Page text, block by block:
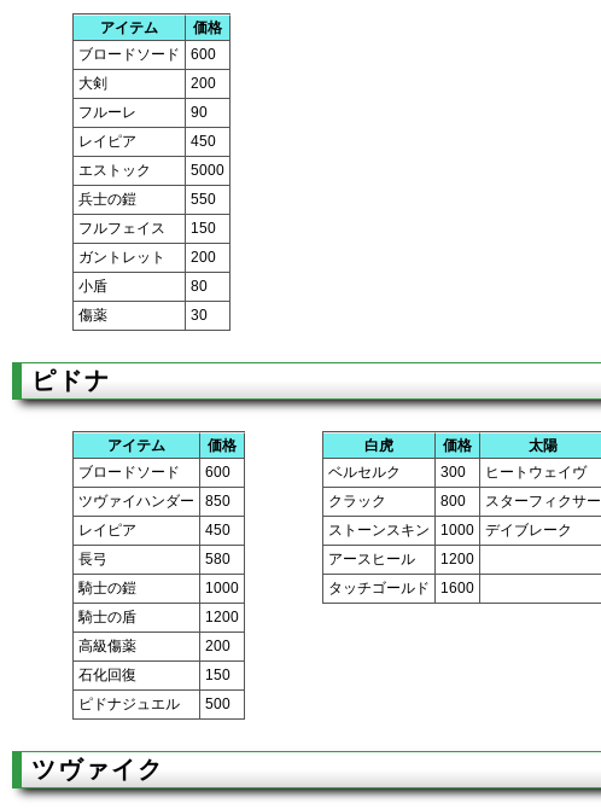
アイテム
価格
ブロードソード
600
大剣
200
フルーレ
90
レイピア
450
エストック
5000
兵士の鎧
550
フルフェイス
150
ガントレット
200
小盾
80
傷薬
30
ピドナ
アイテム
価格
ブロードソード
600
ツヴァイハンダー
850
レイピア
450
長弓
580
騎士の鎧
1000
騎士の盾
1200
高級傷薬
200
石化回復
150
ピドナジュエル
500
白虎 価格 太陽
ベルセルク
300 ヒートウェイヴ
クラック
800 スターフィクサー
ストーンスキン
1000 デイブレーク
アースヒール
1200
タッチゴールド
1600
ツヴァイク